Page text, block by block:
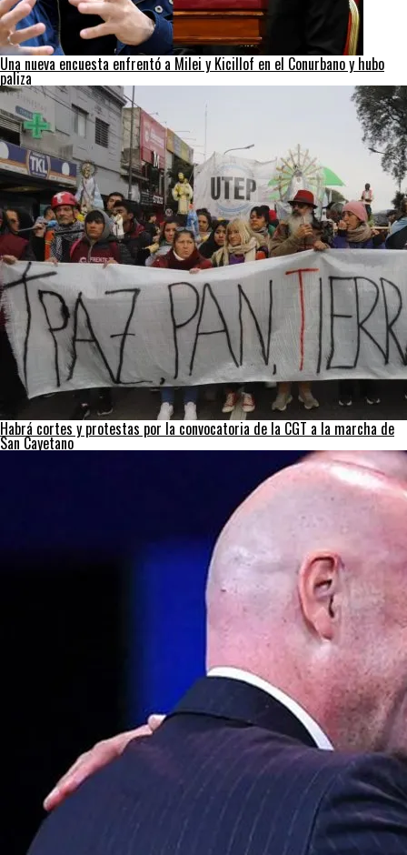
Una nueva encuesta enfrentó a Milei y Kicillof en el Conurbano y hubo
paliza
Habrá cortes y protestas por la convocatoria de la CGT a la marcha de
San Cayetano